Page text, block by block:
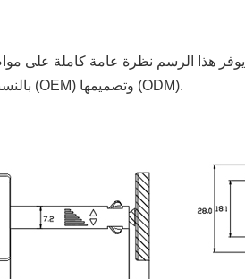
يوفر هذا الرسم نظرة عامة كاملة على
*بالنسبة للأحجام المخصصة، تتوفر خدمات تصنيع المعدات الأصلية (OEM) وتصميمها (ODM).